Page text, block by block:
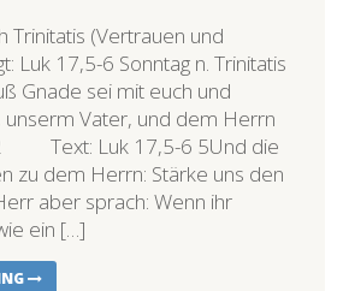
Trinitatis (Vertrauen und
Luk 17,5-6 Sonntag n. Trinitatis
sei mit euch und
unserm Vater, und dem Herrn
2 Text: Luk 17,5-6 5Und die
zu dem Herrn: Stärke uns den
aber sprach: Wenn ihr
ein […]